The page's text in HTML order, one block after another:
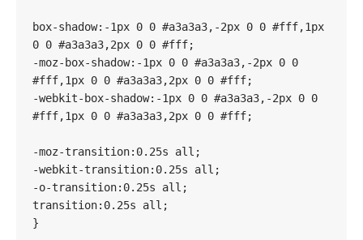
box-shadow:-1px 0 0 #a3a3a3,-2px 0 0 #fff,1px
0 0 #a3a3a3,2px 0 0 #fff;
-moz-box-shadow:-1px 0 0 #a3a3a3,-2px 0 0
#fff,1px 0 0 #a3a3a3,2px 0 0 #fff;
-webkit-box-shadow:-1px 0 0 #a3a3a3,-2px 0 0
#fff,1px 0 0 #a3a3a3,2px 0 0 #fff;
-moz-transition:0.25s all;
-webkit-transition:0.25s all;
-o-transition:0.25s all;
transition:0.25s all;